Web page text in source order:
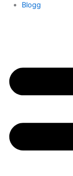
Blogg